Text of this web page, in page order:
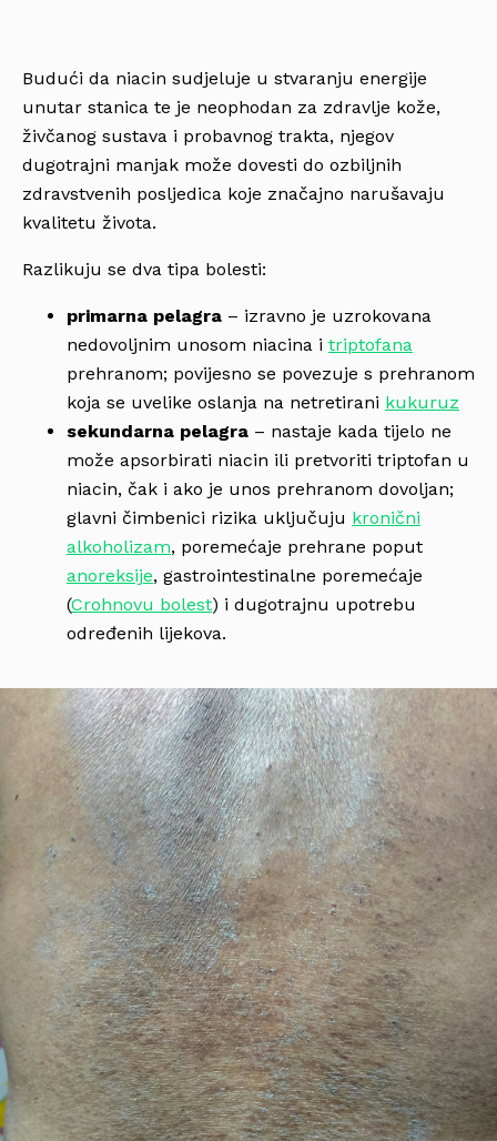
Budući da niacin sudjeluje u stvaranju energije
unutar stanica te je neophodan za zdravlje kože,
živčanog sustava i probavnog trakta, njegov
dugotrajni manjak može dovesti do ozbiljnih
zdravstvenih posljedica koje značajno narušavaju
kvalitetu života.
Razlikuju se dva tipa bolesti:
primarna pelagra – izravno je uzrokovana
nedovoljnim unosom niacina i triptofana
prehranom; povijesno se povezuje s prehranom
koja se uvelike oslanja na netretirani kukuruz
sekundarna pelagra – nastaje kada tijelo ne
može apsorbirati niacin ili pretvoriti triptofan u
niacin, čak i ako je unos prehranom dovoljan;
glavni čimbenici rizika uključuju kronični
alkoholizam, poremećaje prehrane poput
anoreksije, gastrointestinalne poremećaje
(Crohnovu bolest) i dugotrajnu upotrebu
određenih lijekova.